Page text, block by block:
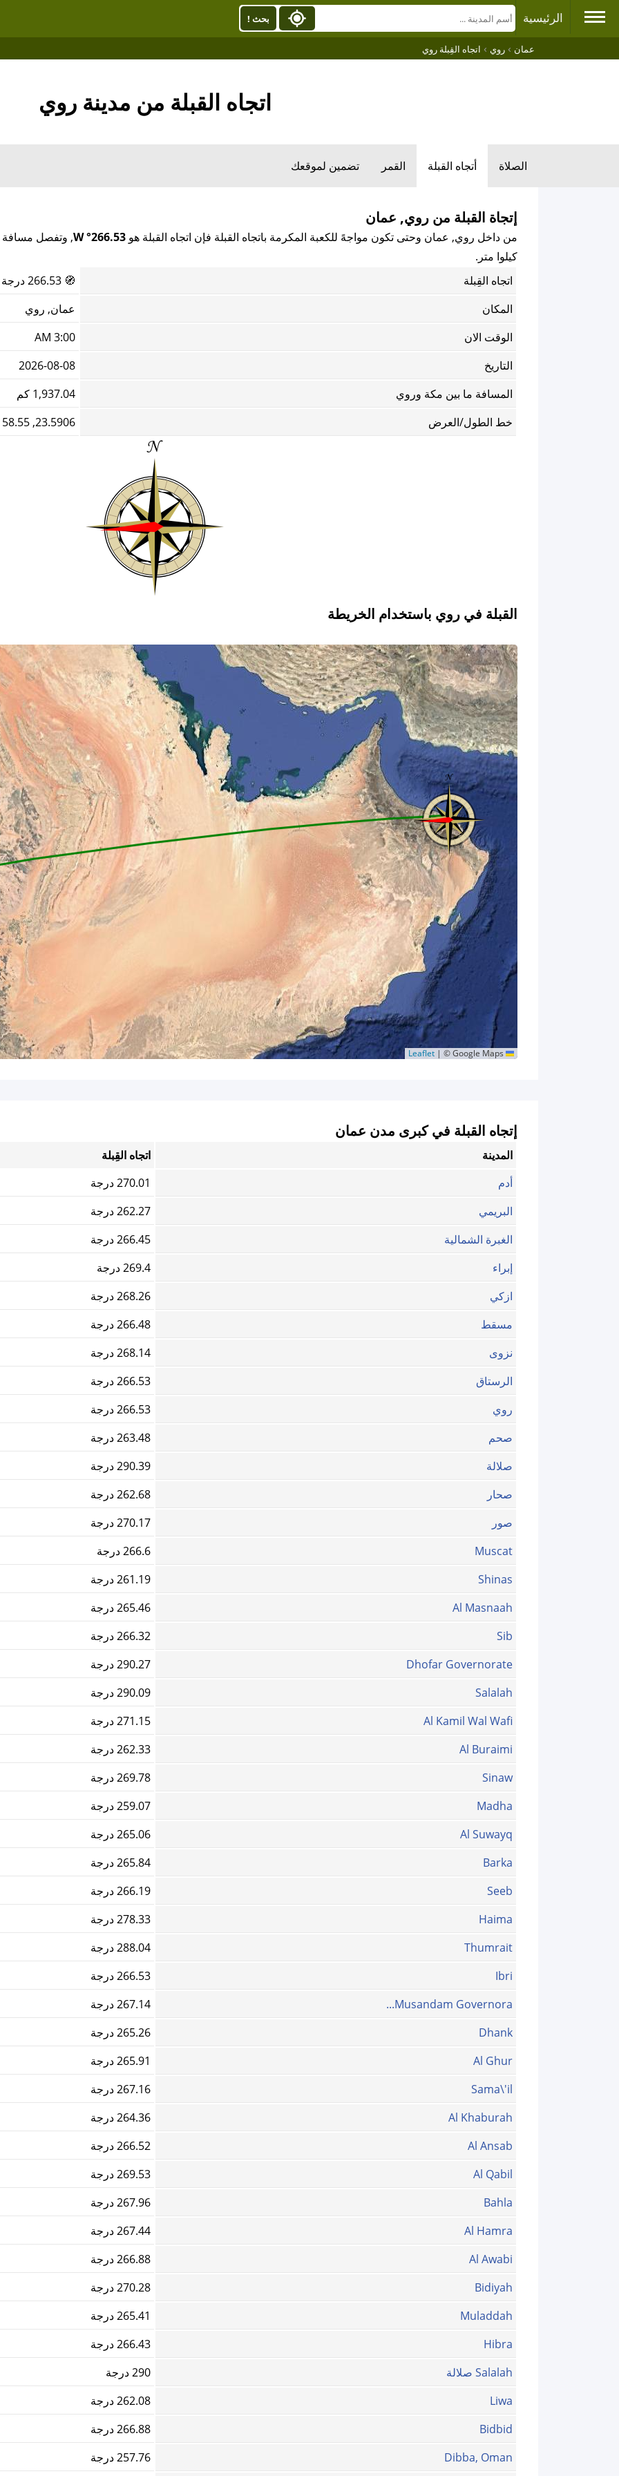
الرئيسية بحث !
عمان › روي › اتجاه القِبلة روي
اتجاه القبلة من مدينة روي
الصلاة أتجاه القبلة القمر تضمين لموقعك
إتجاة القبلة من روي, عمان
من داخل روي, عمان وحتى تكون مواجهً للكعبة المكرمة باتجاه القبلة فإن اتجاه القبلة هو 266.53° W
كيلوا متر.
اتجاه القِبلة
🧭
المكان
عمان, روي
الوقت الان
3:00 AM
التاريخ
2026-08-08
المسافة ما بين مكة وروي
1,937.04 كم
خط الطول/العرض
23.5906, 58.55
القبلة في روي باستخدام الخريطة
| © Google Maps
إتجاه القبلة في كبرى مدن عمان
المدينة
اتجاه القِبلة
أدم
270.01 درجة
البريمي
262.27 درجة
الغبرة الشمالية
266.45 درجة
إبراء
269.4 درجة
ازكي
268.26 درجة
مسقط
266.48 درجة
نزوى
268.14 درجة
الرستاق
266.53 درجة
روي
266.53 درجة
صحم
263.48 درجة
صلالة
290.39 درجة
صحار
262.68 درجة
صور
270.17 درجة
Muscat
266.6 درجة
Shinas
261.19 درجة
Al Masnaah
265.46 درجة
Sib
266.32 درجة
Dhofar Governorate
290.27 درجة
Salalah
290.09 درجة
Al Kamil Wal Wafi
271.15 درجة
Al Buraimi
262.33 درجة
Sinaw
269.78 درجة
Madha
259.07 درجة
Al Suwayq
265.06 درجة
Barka
265.84 درجة
Seeb
266.19 درجة
Haima
278.33 درجة
Thumrait
288.04 درجة
Ibri
266.53 درجة
Musandam Governora...
267.14 درجة
Dhank
265.26 درجة
Al Ghur
265.91 درجة
Sama\'il
267.16 درجة
Al Khaburah
264.36 درجة
Al Ansab
266.52 درجة
Al Qabil
269.53 درجة
Bahla
267.96 درجة
Al Hamra
267.44 درجة
Al Awabi
266.88 درجة
Bidiyah
270.28 درجة
Muladdah
265.41 درجة
Hibra
266.43 درجة
Salalah صلالة
290 درجة
Liwa
262.08 درجة
Bidbid
266.88 درجة
Dibba, Oman
257.76 درجة